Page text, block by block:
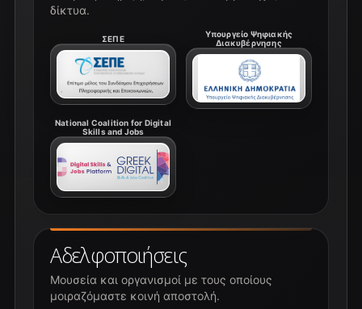
Αδελφοποιήσεις
Μουσεία και οργανισμοί με τους οποίους
μοιραζόμαστε κοινή αποστολή.
δίκτυα.
ΣΕΠΕ
Υπουργείο Ψηφιακής
Διακυβέρνησης
National Coalition for Digital
Skills and Jobs